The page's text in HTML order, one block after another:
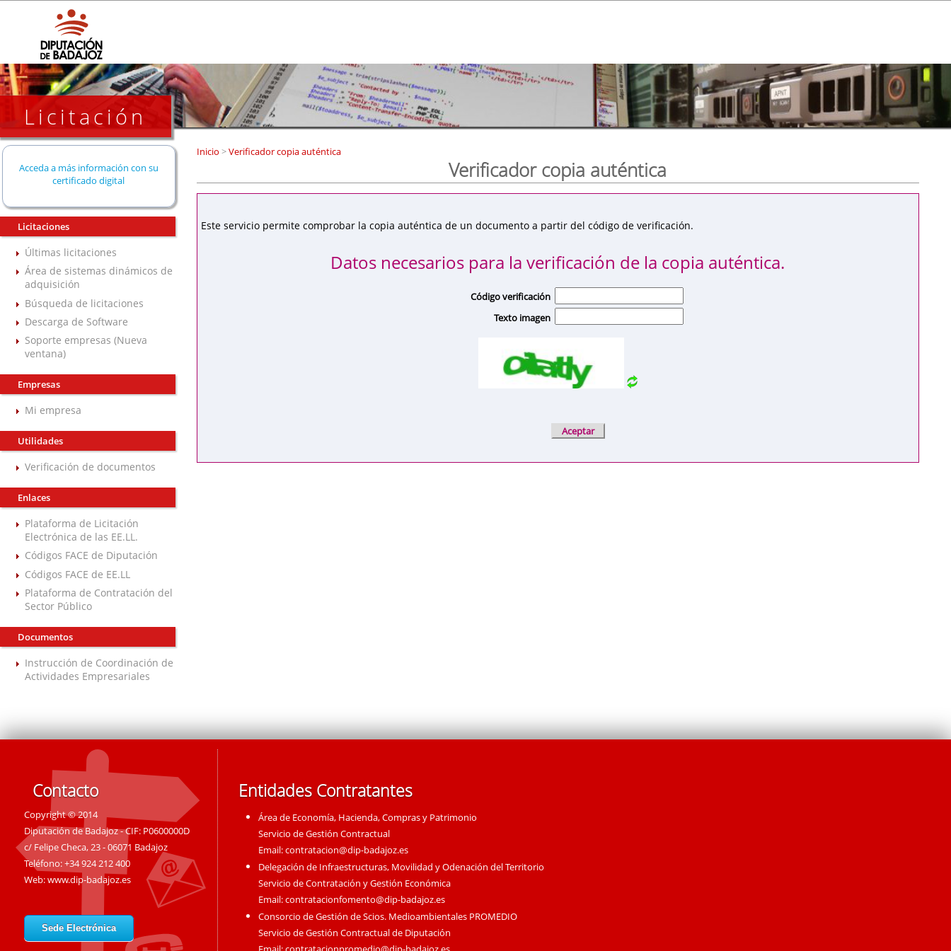
Licitación
Acceda a más información con su
certificado digital
Licitaciones
Últimas licitaciones
Área de sistemas dinámicos de
adquisición
Búsqueda de licitaciones
Descarga de Software
Soporte empresas (Nueva
ventana)
Empresas
Mi empresa
Utilidades
Verificación de documentos
Enlaces
Plataforma de Licitación
Electrónica de las EE.LL.
Códigos FACE de Diputación
Códigos FACE de EE.LL
Plataforma de Contratación del
Sector Público
Documentos
Instrucción de Coordinación de
Actividades Empresariales
Inicio >Verificador copia auténtica
Verificador copia auténtica
Este servicio permite comprobar la copia auténtica de un documento a partir del código de verificación.
Datos necesarios para la verificación de la copia auténtica.
Código verificación
Texto imagen
Contacto
Copyright © 2014
Diputación de Badajoz - CIF: P0600000D
c/ Felipe Checa, 23 - 06071 Badajoz
Teléfono: +34 924 212 400
Web:www.dip-badajoz.es
Sede Electrónica
Entidades Contratantes
Área de Economía, Hacienda, Compras y Patrimonio
Servicio de Gestión Contractual
Email:contratacion@dip-badajoz.es
Delegación de Infraestructuras, Movilidad y Odenación del Territorio
Servicio de Contratación y Gestión Económica
Email:contratacionfomento@dip-badajoz.es
Consorcio de Gestión de Scios. Medioambientales PROMEDIO
Servicio de Gestión Contractual de Diputación